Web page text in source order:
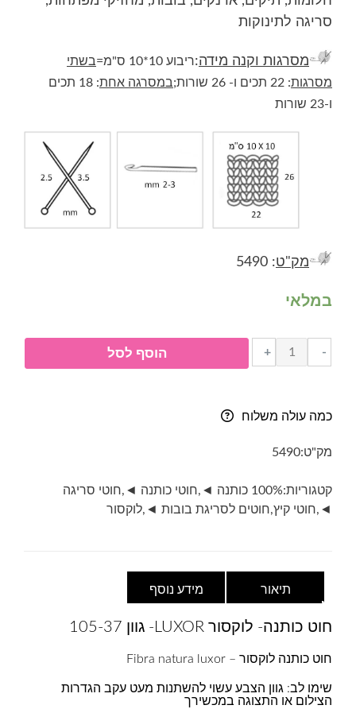
סריגה לתינוקות
מסרגות וקנה מידה:ריבוע 10*10 ס"מ=
בשתי
מסרגות: 22 תכים ו- 26 שורות; במסרגה אחת
: 18 תכים
ו-23 שורות
מק"ט: 5490
במלאי
-
כמות
של
לוקסור
כתום
+ הוסף לסל
כמה עולה משלוח
מק"ט:5490
קטגוריות:100% כותנה ◄ ,חוטי כותנה ◄ ,חוטי סריגה
◄
,חוטי קיץ,חוטים לסריגת בובות ◄ ,לוקסור
תיאור מידע נוסף
חוט כותנה- לוקסור LUXOR- גוון 105-37
חוט כותנה לוקסור – Fibra natura luxor
שימו לב: גוון הצבע עשוי להשתנות מעט עקב הגדרות
הצילום או התצוגה במכשירך